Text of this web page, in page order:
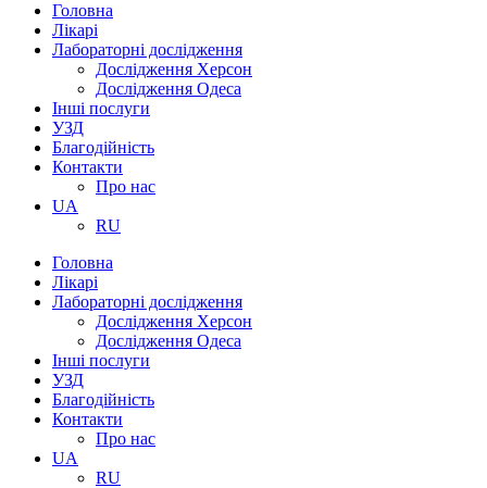
Головна
Лікарі
Лабораторні дослідження
Дослідження Херсон
Дослідження Одеса
Інші послуги
УЗД
Благодійність
Контакти
Про нас
UA
RU
Головна
Лікарі
Лабораторні дослідження
Дослідження Херсон
Дослідження Одеса
Інші послуги
УЗД
Благодійність
Контакти
Про нас
UA
RU